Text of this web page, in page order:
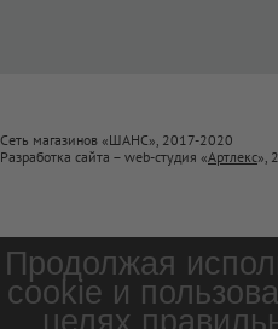
Сеть магазинов «ШАНС», 2017-2020
Разработка сайта – web-студия «Артлекс»,
Продолжая
cookie и
целях